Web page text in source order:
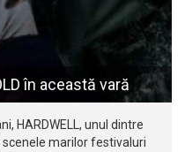
în această vară
HARDWELL, unul dintre
scenele marilor festivaluri